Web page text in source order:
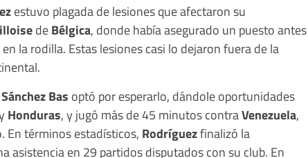
estuvo plagada de lesiones que afectaron su
deBélgica, donde había asegurado un puesto antes
la rodilla. Estas lesiones casi lo dejaron fuera de la
Bas optó por esperarlo, dándole oportunidades
Honduras, y jugó más de 45 minutos contraVenezuela,
términos estadísticos, Rodríguezfinalizó la
asistencia en 29 partidos disputados con su club. En